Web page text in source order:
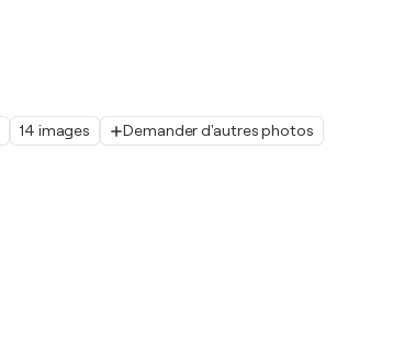
14 images Demander d'autres photos